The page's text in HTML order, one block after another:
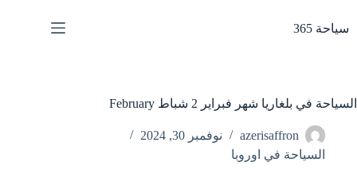
المحتوى
سياحة 365
السياحة في بلغاريا شهر فبراير 2 شباط February
azerisaffron
نوفمبر 30, 2024
السياحة في اوروبا